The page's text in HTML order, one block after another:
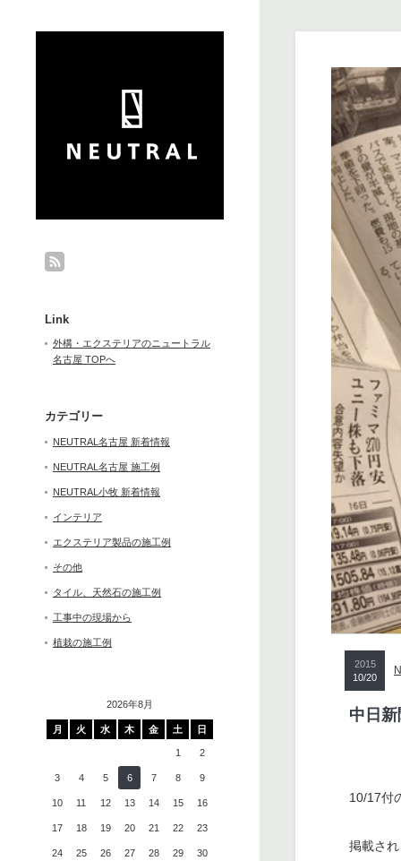
Link
外構・エクステリアのニュートラル
名古屋 TOPへ
カテゴリー
NEUTRAL名古屋 新着情報
NEUTRAL名古屋 施工例
NEUTRAL小牧 新着情報
インテリア
エクステリア製品の施工例
その他
タイル、天然石の施工例
工事中の現場から
植栽の施工例
2026年8月
月 火 水 木 金 土 日
1 2
3 4 5 6 7 8 9
10 11 12 13 14 15 16
17 18 19 20 21 22 23
24 25 26 27 28 29 30
2015
10/20
中日
10/17付
掲載さ